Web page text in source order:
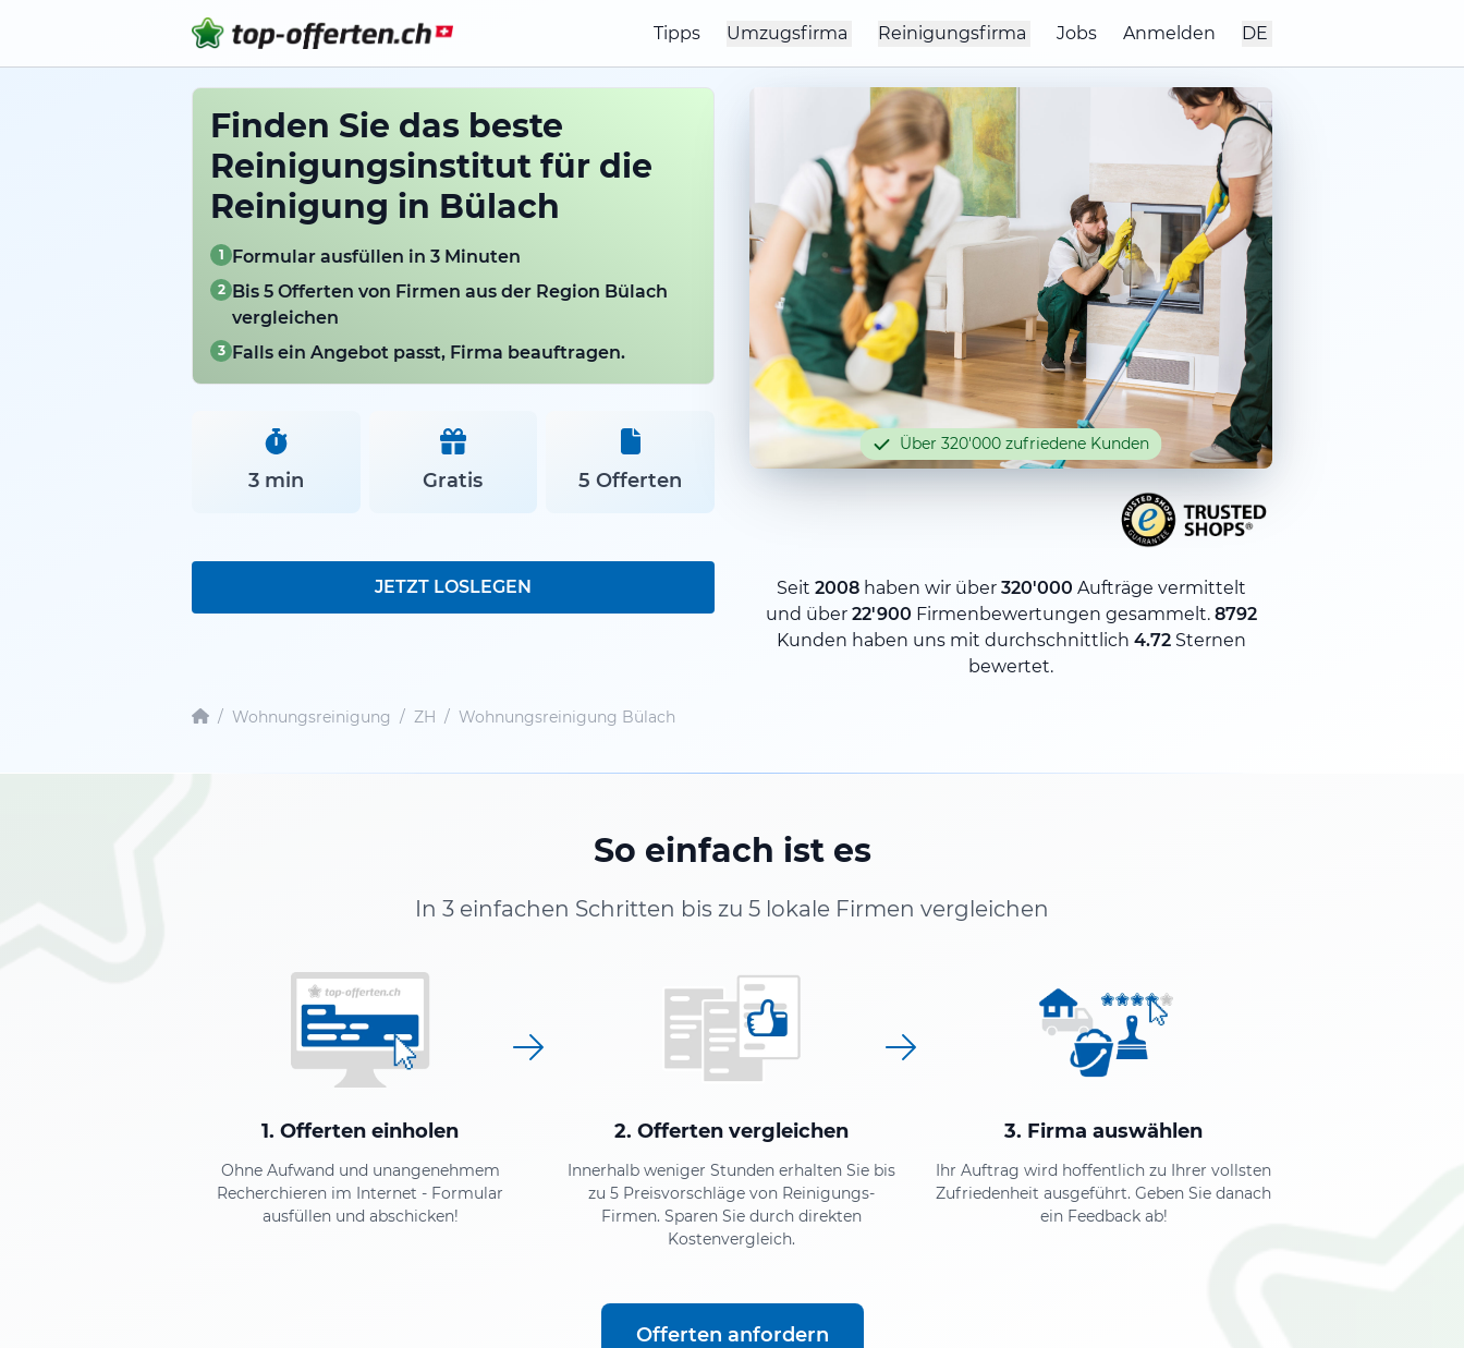
Tipps Umzugsfirma Reinigungsfirma Jobs Anmelden DE
Finden Sie das beste
Reinigungsinstitut für die
Reinigung in Bülach
1 Formular ausfüllen in 3 Minuten
2 Bis 5 Offerten von Firmen aus der Region Bülach
vergleichen
3 Falls ein Angebot passt, Firma beauftragen.
3 min Gratis 5 Offerten
JETZT LOSLEGEN
Über 320'000 zufriedene Kunden
Seit 2008haben wir über 320'000 Aufträge vermittelt
und über 22'900 Firmenbewertungen gesammelt. 8792
Kunden haben uns mit durchschnittlich 4.72Sternen
bewertet.
/ Wohnungsreinigung / ZH / Wohnungsreinigung Bülach
So einfach ist es
In 3 einfachen Schritten bis zu 5 lokale Firmen vergleichen
1. Offerten einholen
Ohne Aufwand und unangenehmem
Recherchieren im Internet - Formular
ausfüllen und abschicken!
2. Offerten vergleichen
Innerhalb weniger Stunden erhalten Sie bis
zu 5 Preisvorschläge von Reinigungs-
Firmen. Sparen Sie durch direkten
Kostenvergleich.
3. Firma auswählen
Ihr Auftrag wird hoffentlich zu Ihrer vollsten
Zufriedenheit ausgeführt. Geben Sie danach
ein Feedback ab!
Offerten anfordern